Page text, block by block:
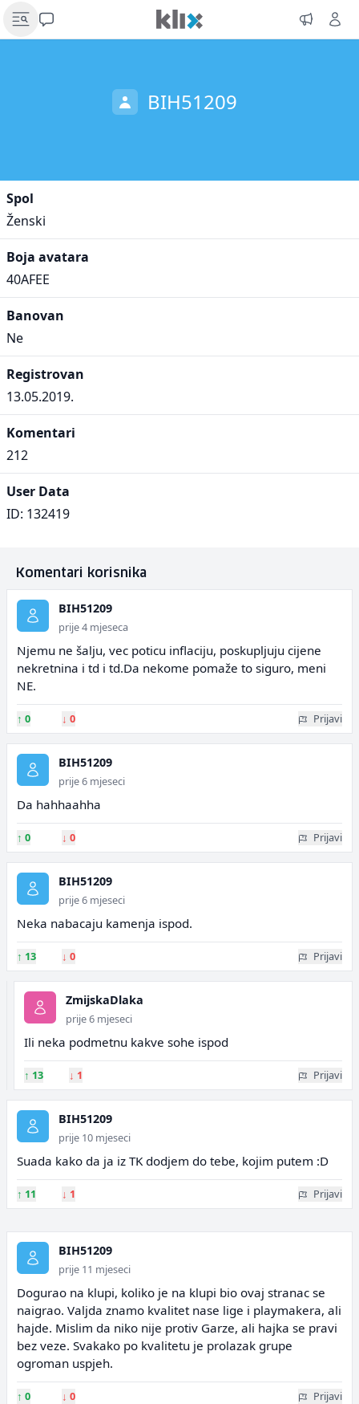
BIH51209
Spol
Ženski
Boja avatara
40AFEE
Banovan
Ne
Registrovan
13.05.2019.
Komentari
212
User Data
ID: 132419
Komentari korisnika
BIH51209
prije 4 mjeseca
Njemu ne šalju, vec poticu inflaciju, poskupljuju cijene
nekretnina i td i td.Da nekome pomaže to siguro, meni
NE.
↑ 0 ↓ 0 Prijavi
BIH51209
prije 6 mjeseci
Da hahhaahha
↑ 0 ↓ 0 Prijavi
BIH51209
prije 6 mjeseci
Neka nabacaju kamenja ispod.
↑ 13 ↓ 0 Prijavi
ZmijskaDlaka
prije 6 mjeseci
Ili neka podmetnu kakve sohe ispod
↑ 13 ↓ 1 Prijavi
BIH51209
prije 10 mjeseci
Suada kako da ja iz TK dodjem do tebe, kojim putem :D
↑ 11 ↓ 1 Prijavi
BIH51209
prije 11 mjeseci
Dogurao na klupi, koliko je na klupi bio ovaj stranac se
naigrao. Valjda znamo kvalitet nase lige i playmakera, ali
hajde. Mislim da niko nije protiv Garze, ali hajka se pravi
bez veze. Svakako po kvalitetu je prolazak grupe
ogroman uspjeh.
↑ 0 ↓ 0 Prijavi